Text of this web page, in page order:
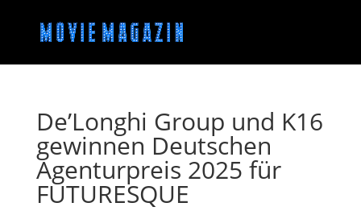
De’Longhi Group und K16
gewinnen Deutschen
Agenturpreis 2025 für
FUTURESQUE